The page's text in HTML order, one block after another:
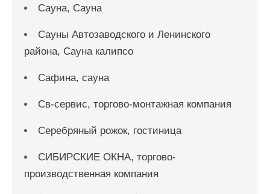
Сауна, Сауна
Сауны Автозаводского и Ленинского
района, Сауна калипсо
Сафина, сауна
Св-сервис, торгово-монтажная компания
Серебряный рожок, гостиница
СИБИРСКИЕ ОКНА, торгово-
производственная компания